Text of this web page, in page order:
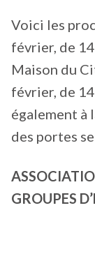
Voici les
février, de
Maison du
février, de
également à
des portes
GROUPES